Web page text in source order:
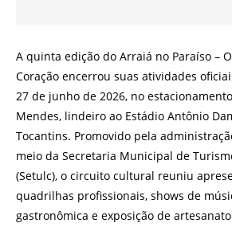
A quinta edição do Arraiá no Paraíso – O
Coração encerrou suas atividades
27 de junho de 2026, no
Mendes, lindeiro ao Estádio Antônio
Tocantins. Promovido pela
meio da Secretaria Municipal de
(Setulc), o circuito cultural reuniu
quadrilhas profissionais, shows de
gastronômica e exposição de